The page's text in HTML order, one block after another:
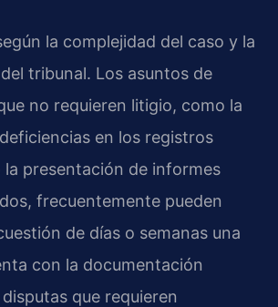
la complejidad del caso y la
tribunal. Los asuntos de
no requieren litigio, como la
en los registros
presentación de informes
frecuentemente pueden
de días o semanas una
con la documentación
que requieren